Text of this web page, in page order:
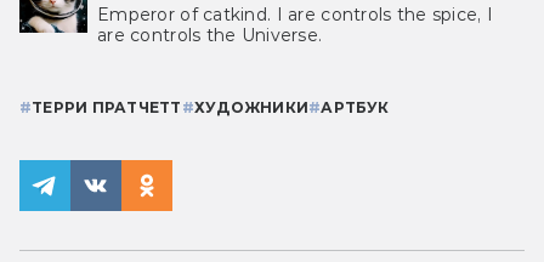
Emperor of catkind. I are controls the spice, I
are controls the Universe.
#ТЕРРИ ПРАТЧЕТТ #ХУДОЖНИКИ#АРТБУК